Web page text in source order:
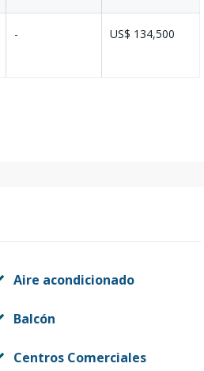
- US$ 134,500
Aire acondicionado
Balcón
Centros Comerciales